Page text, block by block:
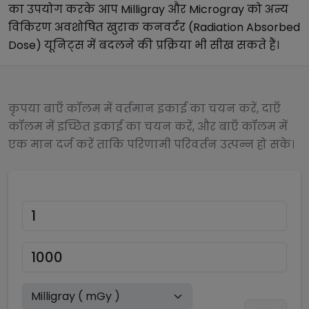
का उपयोग करके आप Milligray और Micrograyको अन्य
विकिरण अवशोषित खुराक कनवर्टर (Radiation Absorbed
Dose) यूनिट्स में बदलने की प्रक्रिया भी सीख सकते हैं।
कृपया बाएँ कॉलम में वर्तमान इकाई का चयन करें, दाएँ
कॉलम में इच्छित इकाई का चयन करें, और बाएँ कॉलम में
एक मान दर्ज करें ताकि परिणामी परिवर्तन उत्पन्न हो सके।